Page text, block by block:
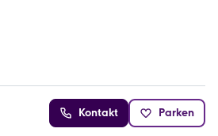
Kontakt Parken